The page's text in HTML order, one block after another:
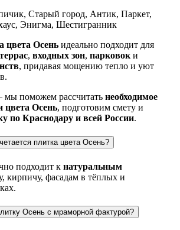
Старый город, Антик, Паркет,
Энигма, Шестигранник
цвета Осень идеально подходит для
террас, входных зон, парковок и
, придавая мощению тепло и уют
поможем рассчитать необходимое
цвета Осень, подготовим смету и
по Краснодару и всей России.
плитка цвета Осень?
подходит к натуральным
кирпичу, фасадам в тёплых и
Осень с мраморной фактурой?